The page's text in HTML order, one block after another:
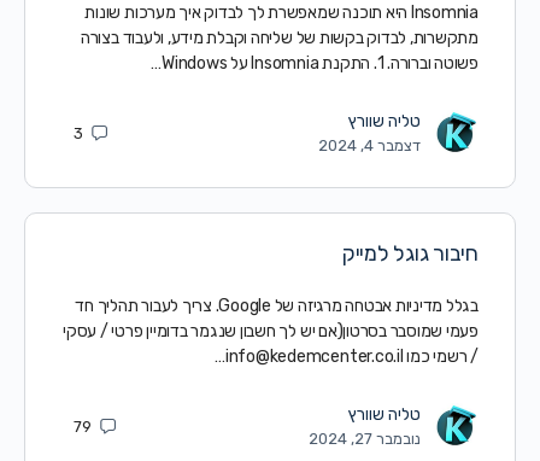
Insomnia היא תוכנה שמאפשרת לך לבדוק איך מערכות שונות
מתקשרות, לבדוק בקשות של שליחה וקבלת מידע, ולעבוד בצורה
פשוטה וברורה. 1. התקנת Insomnia על Windows…
טליה שוורץ
דצמבר 4, 2024
3
חיבור גוגל למייק
בגלל מדיניות אבטחה מרגיזה של Google. צריך לעבור תהליך חד
פעמי שמוסבר בסרטון(אם יש לך חשבון שנגמר בדומיין פרטי / עסקי
/ רשמי כמו info@kedemcenter.co.il
…
טליה שוורץ
נובמבר 27, 2024
79